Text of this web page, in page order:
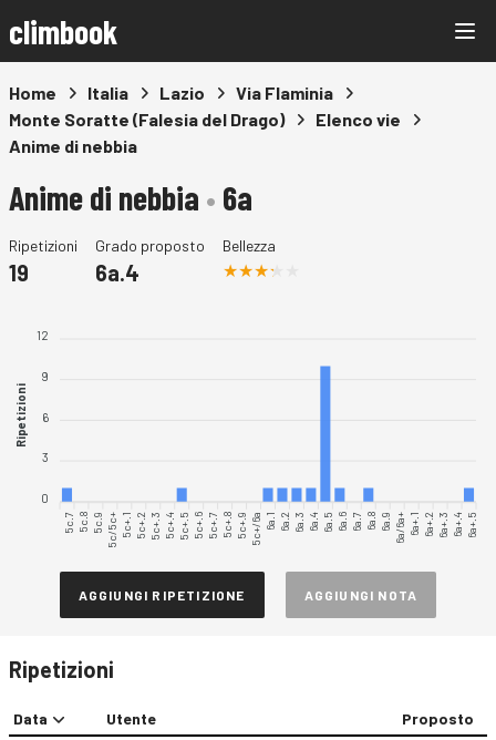
climbook
Home Italia Lazio
Via Flaminia
Monte Soratte (Falesia del Drago)
Elenco vie
Anime di nebbia
Anime di nebbia • 6a
Ripetizioni
19
Grado proposto
6a.4
Bellezza
12
9
6
3
0
Ripetizioni
5c.7 5c.8 5c.9 5c/5c+ 5c+.1 5c+.2 5c+.3 5c+.4 5c+.5 5c+.6 5c+.7 5c+.8 5c+.9 5c+/6a 6a.1 6a.2 6a.3 6a.4 6a.5 6a.6 6a.7 6a.8 6a.9 6a/6a+ 6a+.1 6a+.2 6a+.3 6a+.4 6a+.5
AGGIUNGI RIPETIZIONE AGGIUNGI NOTA
Ripetizioni
Data Utente Proposto